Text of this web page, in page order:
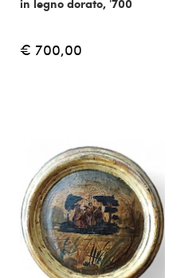
€ 700,00